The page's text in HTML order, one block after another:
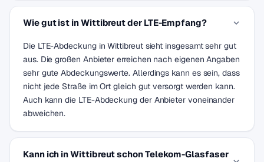
Wie gut ist in Wittibreut der LTE-Empfang?
Die LTE-Abdeckung in Wittibreut sieht insgesamt sehr gut
aus. Die großen Anbieter erreichen nach eigenen Angaben
sehr gute Abdeckungswerte. Allerdings kann es sein, dass
nicht jede Straße im Ort gleich gut versorgt werden kann.
Auch kann die LTE-Abdeckung der Anbieter voneinander
abweichen.
Kann ich in Wittibreut schon Telekom-Glasfaser